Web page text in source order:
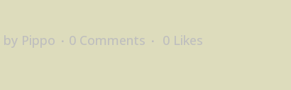
by Pippo 0 Comments 0 Likes